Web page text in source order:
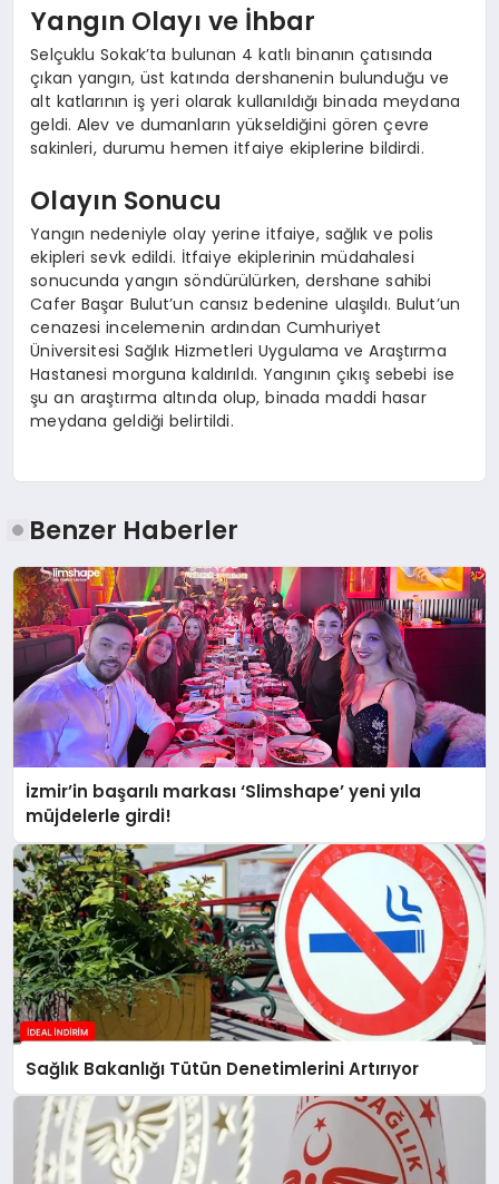
Yangın Olayı ve İhbar
Selçuklu Sokak’ta bulunan 4 katlı binanın çatısında
çıkan yangın, üst katında dershanenin bulunduğu ve
alt katlarının iş yeri olarak kullanıldığı binada meydana
geldi. Alev ve dumanların yükseldiğini gören çevre
sakinleri, durumu hemen itfaiye ekiplerine bildirdi.
Olayın Sonucu
Yangın nedeniyle olay yerine itfaiye, sağlık ve polis
ekipleri sevk edildi. İtfaiye ekiplerinin müdahalesi
sonucunda yangın söndürülürken, dershane sahibi
Cafer Başar Bulut’un cansız bedenine ulaşıldı. Bulut’un
cenazesi incelemenin ardından Cumhuriyet
Üniversitesi Sağlık Hizmetleri Uygulama ve Araştırma
Hastanesi morguna kaldırıldı. Yangının çıkış sebebi ise
şu an araştırma altında olup, binada maddi hasar
meydana geldiği belirtildi.
Benzer Haberler
İzmir’in başarılı markası ‘Slimshape’ yeni yıla
müjdelerle girdi!
Sağlık Bakanlığı Tütün Denetimlerini Artırıyor